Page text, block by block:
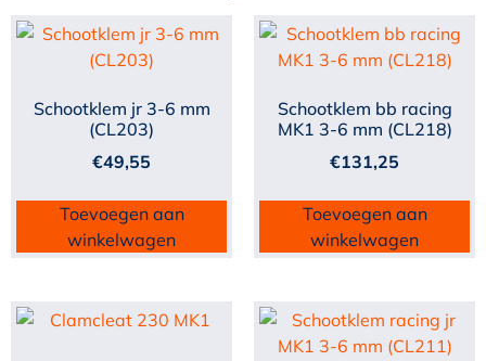
Schootklem jr 3-6 mm
(CL203)
€49,55
Toevoegen aan
winkelwagen
Schootklem bb racing
MK1 3-6 mm (CL218)
€131,25
Toevoegen aan
winkelwagen